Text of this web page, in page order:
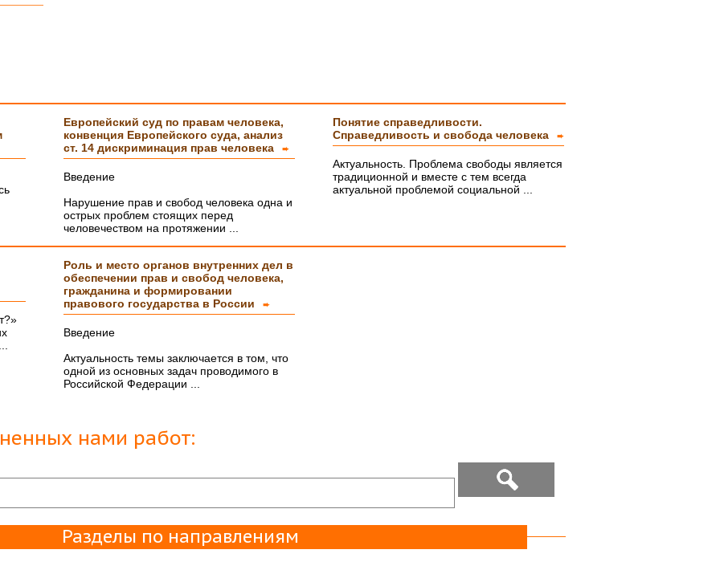
Вам
и
Европейский суд по правам человека,
конвенция Европейского суда, анализ
ст. 14 дискриминация прав человека
➨
Введение
Нарушение прав и свобод человека одна и
острых проблем стоящих перед
человечеством на протяжении ...
Понятие справедливости.
Справедливость и свобода человека
➨
Актуальность. Проблема свободы является
традиционной и вместе с тем всегда
актуальной проблемой социальной ...
Роль и место органов внутренних дел в
обеспечении прав и свобод человека,
гражданина и формировании
правового государства в России
➨
Введение
Актуальность темы заключается в том, что
одной из основных задач проводимого в
Российской Федерации ...
нами работ:
Разделы по направлениям